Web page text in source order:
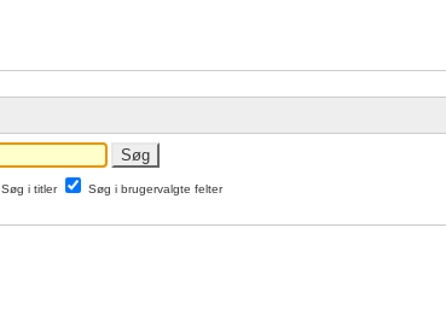
Søg i titler
Søg i brugervalgte felter